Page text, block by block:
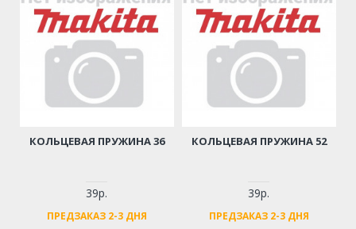
КОЛЬЦЕВАЯ ПРУЖИНА 36
39р.
ПРЕДЗАКАЗ 2-3 ДНЯ
КОЛЬЦЕВАЯ ПРУЖИНА 52
39р.
ПРЕДЗАКАЗ 2-3 ДНЯ